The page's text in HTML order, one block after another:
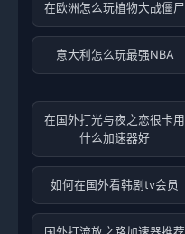
在欧洲怎么玩植物大战僵尸
意大利怎么玩最强NBA
在国外打光与夜之恋很卡用
什么加速器好
如何在国外看韩剧tv会员